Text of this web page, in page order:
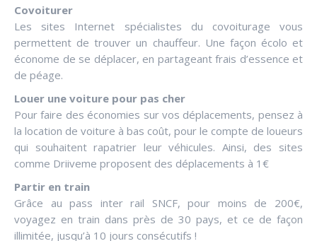
Covoiturer
Les sites Internet spécialistes du covoiturage vous
permettent de trouver un chauffeur. Une façon écolo et
économe de se déplacer, en partageant frais d’essence et
de péage.
Louer une voiture pour pas cher
Pour faire des économies sur vos déplacements, pensez à
la location de voiture à bas coût, pour le compte de loueurs
qui souhaitent rapatrier leur véhicules. Ainsi, des sites
comme Driiveme proposent des déplacements à 1€
Partir en train
Grâce au pass inter rail SNCF, pour moins de 200€,
voyagez en train dans près de 30 pays, et ce de façon
illimitée, jusqu’à 10 jours consécutifs !